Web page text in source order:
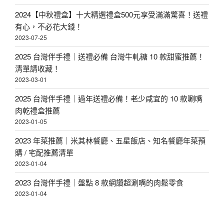
2024【中秋禮盒】十大精選禮盒500元享受滿滿驚喜！送禮
有心，不必花大錢！
2023-07-25
2025 台灣伴手禮｜送禮必備 台灣牛軋糖 10 款甜蜜推薦！
清單請收藏！
2023-03-01
2025 台灣伴手禮｜過年送禮必備！老少咸宜的 10 款唰嘴
肉乾禮盒推薦
2023-01-05
2023 年菜推薦｜米其林餐廳、五星飯店、知名餐廳年菜預
購 / 宅配推薦清單
2023-01-04
2023 台灣伴手禮｜盤點 8 款網讚超涮嘴的肉鬆零食
2023-01-04